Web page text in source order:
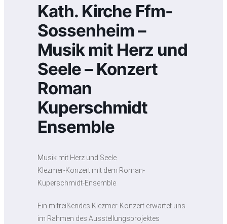
Kath. Kirche Ffm-
Sossenheim –
Musik mit Herz und
Seele – Konzert
Roman
Kuperschmidt
Ensemble
Musik mit Herz und Seele
Klezmer-Konzert mit dem Roman-
Kuperschmidt-Ensemble
Ein mitreißendes Klezmer-Konzert erwartet uns
im Rahmen des Ausstellungsprojektes